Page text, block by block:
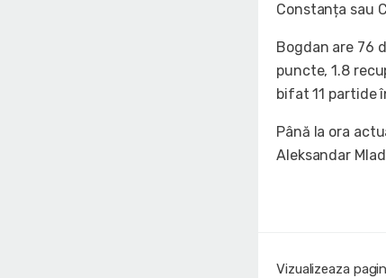
Constanța sau
Bogdan are 76
puncte, 1.8
bifat 11 partide
Până la ora
Aleksandar
Vizualizeaza